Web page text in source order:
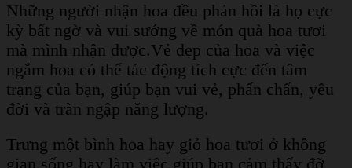
Những người nhận hoa đều phản hồi là họ cực
kỳ bất ngờ và vui sướng về món quà hoa tươi
mà mình nhận được.Vẻ đẹp của hoa và việc
ngắm hoa có thể tác động tích cực đến tâm
trạng của bạn, giúp bạn vui vẻ, phấn chấn, yêu
đời và tràn ngập năng lượng.
Trưng một bình hoa hay giỏ hoa tươi ở không